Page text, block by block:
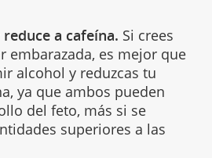
a cafeína. Si crees
embarazada, es mejor que
alcohol y reduzcas tu
ya que ambos pueden
del feto, más si se
superiores a las